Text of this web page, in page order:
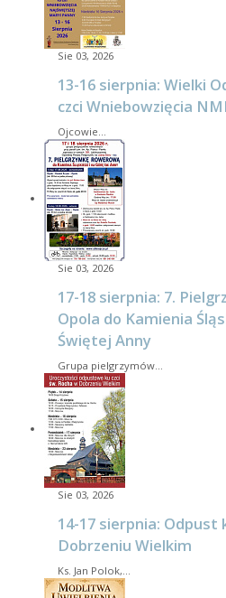
Sie 03, 2026
13-16 sierpnia: Wielki
czci Wniebowzięcia
Ojcowie…
Sie 03, 2026
17-18 sierpnia: 7.
Opola do Kamienia
Świętej Anny
Grupa pielgrzymów…
Sie 03, 2026
14-17 sierpnia: Odpust
Dobrzeniu Wielkim
Ks. Jan Polok,…